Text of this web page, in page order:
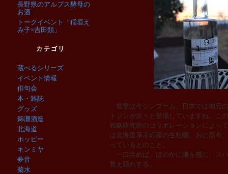
世界は今ジンブーム。日本では地元
トジンが次々と登場していますね。こ
戦略研究所のコラボレーションによっ
は北海道厚岸町産の生牡蠣、おに昆布
っているとのこと。
一口含めば、ほのかに磯を感じ、ス
見え隠れする。
長野県のアルプス酵母の
お酒
トークイベント「稲垣え
み子×吉田類」
カテゴリ
蔵べるシリーズ
イベント情報
俳句会
本・雑誌
グッズ
錦灘酒造
北海道
ホッピー
キンミヤ
夢音
菊水